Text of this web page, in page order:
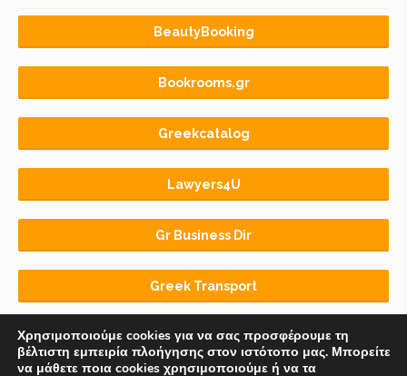
BeautyBooking
Bookrooms.gr
Greekcatalog
Lawyers4U
Gr Business Dir
Greek Transport
Χρησιμοποιούμε cookies για να σας προσφέρουμε τη
βέλτιστη εμπειρία πλοήγησης στον ιστότοπο μας. Μπορείτε
να μάθετε ποια cookies χρησιμοποιούμε ή να τα